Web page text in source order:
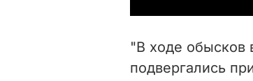
"В ходе обысков
подвергались